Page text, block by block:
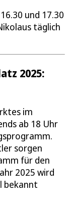
und 17.30
täglich
2025:
im
ab 18 Uhr
sorgen
für den
2025 wird
bekannt